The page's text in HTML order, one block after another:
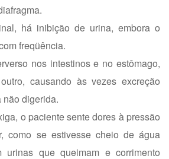
há inibição de urina, embora o
freqüência.
nos intestinos e no estômago,
causando às vezes excreção
digerida.
o paciente sente dores à pressão
como se estivesse cheio de água
urinas que queimam e corrimento